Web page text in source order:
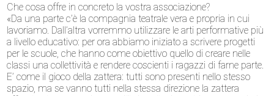
Che cosa offre in concreto la vostra associazione?
«Da una parte c’è la compagnia teatrale vera e propria in cui
lavoriamo. Dall’altra vorremmo utilizzare le arti performative più
a livello educativo: per ora abbiamo iniziato a scrivere progetti
per le scuole, che hanno come obiettivo quello di creare nelle
classi una collettività e rendere coscienti i ragazzi di farne parte.
E’ come il gioco della zattera: tutti sono presenti nello stesso
spazio, ma se vanno tutti nella stessa direzione la zattera